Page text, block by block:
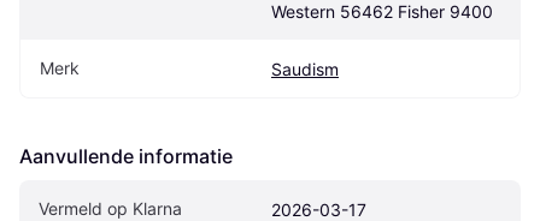
Western 56462 Fisher 9400
Merk Saudism
Aanvullende informatie
Vermeld op Klarna 2026-03-17